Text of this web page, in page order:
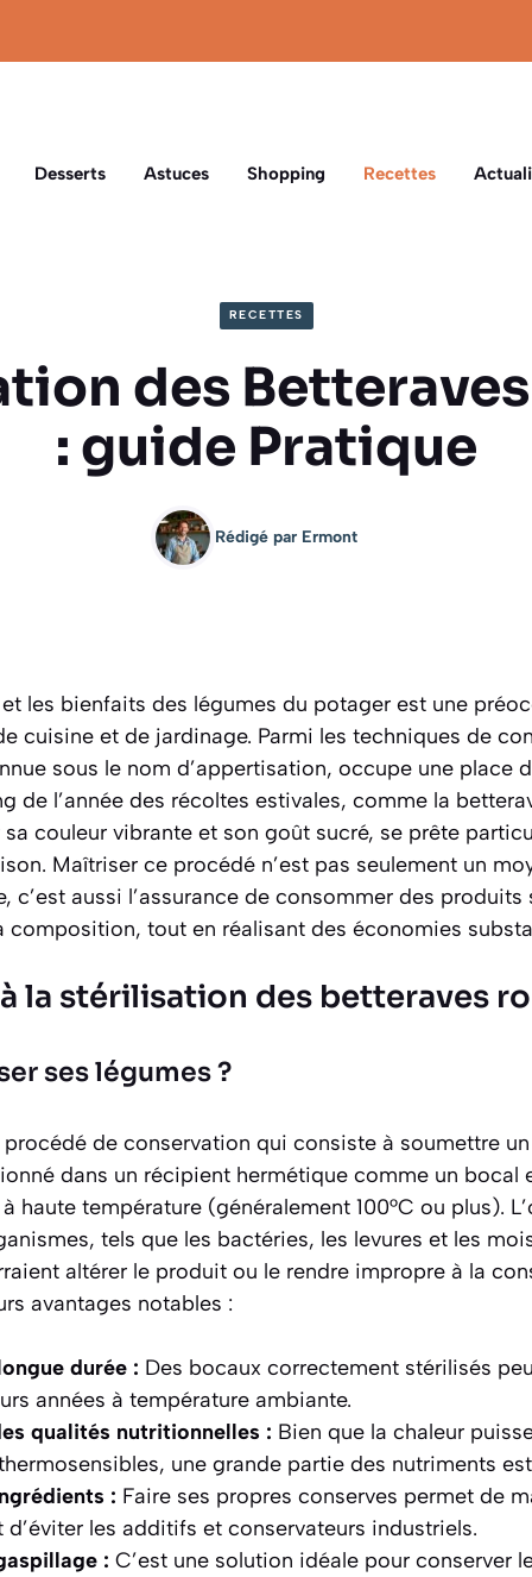
Desserts Astuces Shopping Recettes
RECETTES
des
: guide Pratique
Rédigé par Ermont
et les bienfaits des légumes du potager est une
cuisine et de jardinage. Parmi les techniques de
sous le nom d’appertisation, occupe une place
de l’année des récoltes estivales, comme la
couleur vibrante et son goût sucré, se prête
Maîtriser ce procédé n’est pas seulement un
c’est aussi l’assurance de consommer des
composition, tout en réalisant des économies
la stérilisation des betteraves
ses légumes ?
de conservation qui consiste à soumettre
dans un récipient hermétique comme un bocal
haute température (généralement 100°C ou plus).
, tels que les bactéries, les levures et les
altérer le produit ou le rendre impropre à la
avantages notables :
durée : Des bocaux correctement stérilisés
années à température ambiante.
qualités nutritionnelles : Bien que la chaleur
une grande partie des nutriments
: Faire ses propres conserves permet de
d’éviter les additifs et conservateurs industriels.
: C’est une solution idéale pour conserver